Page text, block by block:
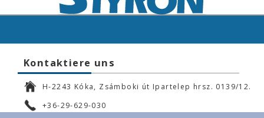
Kontaktiere uns
H-2243 Kóka, Zsámboki út Ipartelep hrsz. 0139/12.
+36-29-629-030